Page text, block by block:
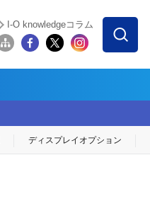
I-O knowledgeコラム
ディスプレイ オプション